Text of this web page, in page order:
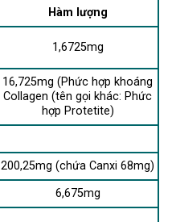
Hàm lượng
1,6725mg
16,725mg (Phức hợp khoáng
Collagen (tên gọi khác: Phức
hợp Protetite)
200,25mg (chứa Canxi 68mg)
6,675mg